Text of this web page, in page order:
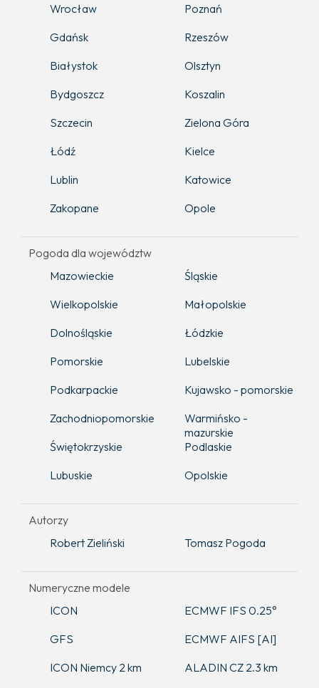
Wrocław
Poznań
Gdańsk
Rzeszów
Białystok
Olsztyn
Bydgoszcz
Koszalin
Szczecin
Zielona Góra
Łódź
Kielce
Lublin
Katowice
Zakopane
Opole
Pogoda dla województw
Mazowieckie
Śląskie
Wielkopolskie
Małopolskie
Dolnośląskie
Łódzkie
Pomorskie
Lubelskie
Podkarpackie
Kujawsko - pomorskie
Zachodniopomorskie
Warmińsko -
mazurskie
Świętokrzyskie
Podlaskie
Lubuskie
Opolskie
Autorzy
Robert Zieliński
Tomasz Pogoda
Numeryczne modele
ICON
ECMWF IFS 0.25°
GFS
ECMWF AIFS [AI]
ICON Niemcy 2 km
ALADIN CZ 2.3 km